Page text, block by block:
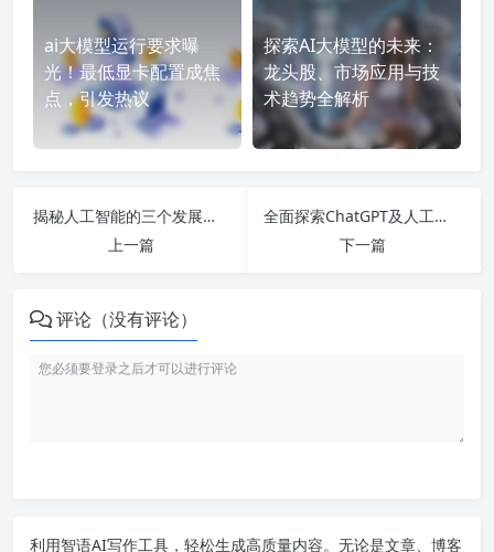
ai大模型运行要求曝
光！最低显卡配置成焦
点，引发热议
探索AI大模型的未来：
龙头股、市场应用与技
术趋势全解析
揭秘人工智能的三个发展阶段及其对未来职业市场的深远影响
上一篇
全面探索ChatGPT及人工智能项目应用：从翻译到语音，改变人类未来的技术之旅
下一篇
评论（没有评论）
利用智语AI写作工具，轻松生成高质量内容。无论是文章、博客